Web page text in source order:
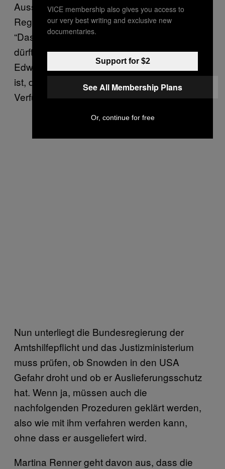
Ausschuss-Mitglieder aus den
Regierungsparteien? Anwalt Kaleck sagt: Ja.
“Das ist fatal und darf natürlich nicht sein. Es
dürfte keinen Zweifel daran geben, dass
Edward Snowden allerbestens dazu geeignet
ist, dem NSA-Ausschuss als Zeuge zur
Verfügung zu stehen.”
Nun unterliegt die Bundesregierung der
Amtshilfepflicht und das Justizministerium
muss prüfen, ob Snowden in den USA
Gefahr droht und ob er Auslieferungsschutz
hat. Wenn ja, müssen auch die
nachfolgenden Prozeduren geklärt werden,
also wie mit ihm verfahren werden kann,
ohne dass er ausgeliefert wird.
Martina Renner geht davon aus, dass die
VICE membership also gives you access to
our very best writing and exclusive new
documentaries.
Support for $2
See All Membership Plans
Or, continue for free